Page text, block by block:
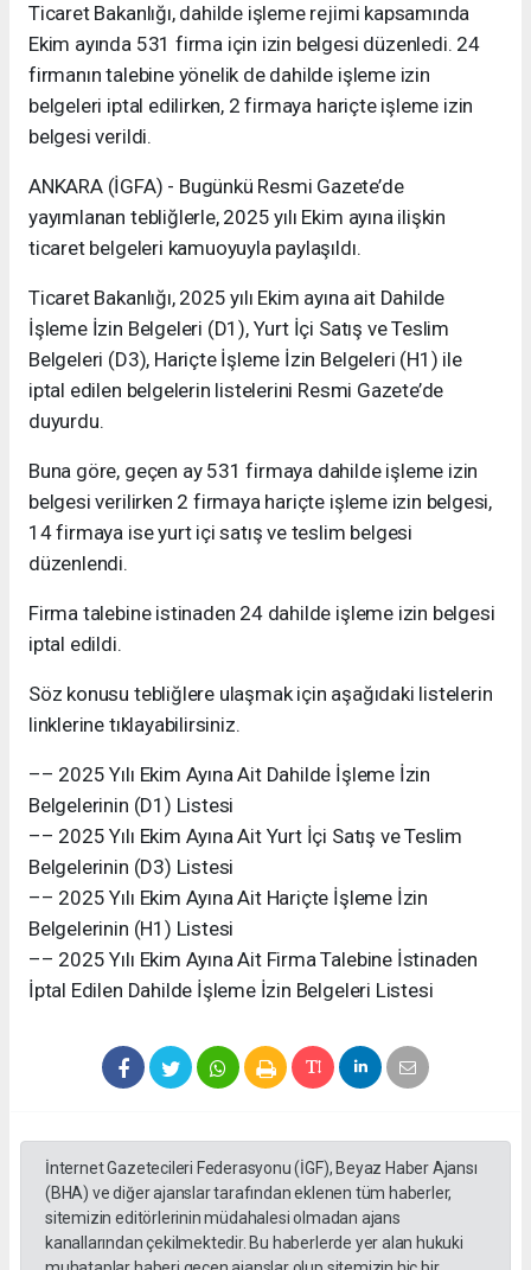
Ticaret Bakanlığı, dahilde işleme rejimi kapsamında
Ekim ayında 531 firma için izin belgesi düzenledi. 24
firmanın talebine yönelik de dahilde işleme izin
belgeleri iptal edilirken, 2 firmaya hariçte işleme izin
belgesi verildi.
ANKARA (İGFA) - Bugünkü Resmi Gazete’de
yayımlanan tebliğlerle, 2025 yılı Ekim ayına ilişkin
ticaret belgeleri kamuoyuyla paylaşıldı.
Ticaret Bakanlığı, 2025 yılı Ekim ayına ait Dahilde
İşleme İzin Belgeleri (D1), Yurt İçi Satış ve Teslim
Belgeleri (D3), Hariçte İşleme İzin Belgeleri (H1) ile
iptal edilen belgelerin listelerini Resmi Gazete’de
duyurdu.
Buna göre, geçen ay 531 firmaya dahilde işleme izin
belgesi verilirken 2 firmaya hariçte işleme izin belgesi,
14 firmaya ise yurt içi satış ve teslim belgesi
düzenlendi.
Firma talebine istinaden 24 dahilde işleme izin belgesi
iptal edildi.
Söz konusu tebliğlere ulaşmak için aşağıdaki listelerin
linklerine tıklayabilirsiniz.
–– 2025 Yılı Ekim Ayına Ait Dahilde İşleme İzin
Belgelerinin (D1) Listesi
–– 2025 Yılı Ekim Ayına Ait Yurt İçi Satış ve Teslim
Belgelerinin (D3) Listesi
–– 2025 Yılı Ekim Ayına Ait Hariçte İşleme İzin
Belgelerinin (H1) Listesi
–– 2025 Yılı Ekim Ayına Ait Firma Talebine İstinaden
İptal Edilen Dahilde İşleme İzin Belgeleri Listesi
İnternet Gazetecileri Federasyonu (İGF), Beyaz Haber Ajansı
(BHA) ve diğer ajanslar tarafından eklenen tüm haberler,
sitemizin editörlerinin müdahalesi olmadan ajans
kanallarından çekilmektedir. Bu haberlerde yer alan hukuki